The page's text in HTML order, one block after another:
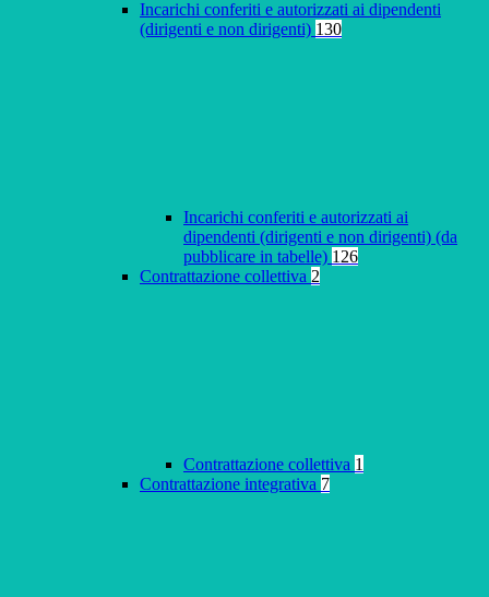
Incarichi conferiti e autorizzati ai dipendenti
(dirigenti e non dirigenti) 130
Incarichi conferiti e autorizzati ai
dipendenti (dirigenti e non dirigenti) (da
pubblicare in tabelle) 126
Contrattazione collettiva 2
Contrattazione collettiva 1
Contrattazione integrativa 7